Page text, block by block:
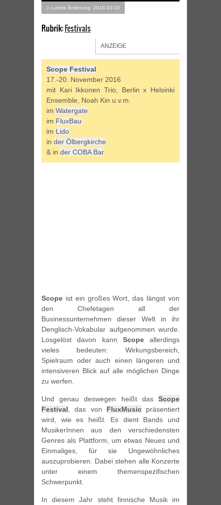
▷ Letzte Änderung: 2016-10-10
Rubrik:Festivals
ANZEIGE
Scope Festival
17.-20. November 2016
mit Kari Ikkonen Trio, Berlin x Helsinki
Ensemble, Noah Kin u.v.m.
im Watergate
im FluxBau
im Lido
in der Ölbergkirche
& in der COBA Bar
Scope ist ein großes Wort, das längst von
den Chefetagen all der
Businessunternehmen dieser Welt in ihr
Denglisch-Vokabular aufgenommen wurde.
Losgelöst davon kann Scopeallerdings
vieles bedeuten: Wirkungsbereich,
Spielraum oder auch einen längeren und
intensiveren Blick auf alle möglichen Dinge
zu werfen.
Und genau deswegen heißt das Scope
Festival, das von FluxMusicpräsentiert
wird, wie es heißt. Es dient Bands und
MusikerInnen aus den verschiedensten
Genres als Plattform, um etwas Neues und
Einmaliges, für sie Ungewöhnliches
auszuprobieren. Dabei stehen alle Konzerte
unter einem themenspezifischen
Schwerpunkt.
In diesem Jahr steht finnische Musik im